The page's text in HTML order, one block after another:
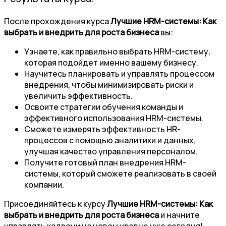
После прохождения курсаЛучшие HRM-системы: Как
выбрать и внедрить для роста бизнесавы:
Узнаете, как правильно выбрать HRM-систему,
которая подойдет именно вашему бизнесу.
Научитесь планировать и управлять процессом
внедрения, чтобы минимизировать риски и
увеличить эффективность.
Освоите стратегии обучения команды и
эффективного использования HRM-системы.
Сможете измерять эффективность HR-
процессов с помощью аналитики и данных,
улучшая качество управления персоналом.
Получите готовый план внедрения HRM-
системы, который сможете реализовать в своей
компании.
Присоединяйтесь к курсуЛучшие HRM-системы: Как
выбрать и внедрить для роста бизнесаи начните